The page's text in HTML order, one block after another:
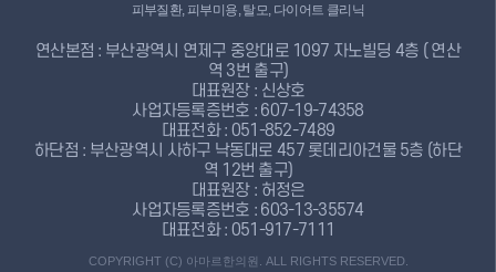
피부질환, 피부미용, 탈모, 다이어트 클리닉
연산본점 : 부산광역시 연제구 중앙대로 1097 자노빌딩 4층 ( 연산
역 3번 출구)
대표원장 : 신상호
사업자등록증번호 : 607-19-74358
대표전화 : 051-852-7489
하단점 : 부산광역시 사하구 낙동대로 457 롯데리아건물 5층 (하단
역 12번 출구)
대표원장 : 허정은
사업자등록증번호 : 603-13-35574
대표전화 : 051-917-7111
COPYRIGHT (C) 아마르한의원. ALL RIGHTS RESERVED.